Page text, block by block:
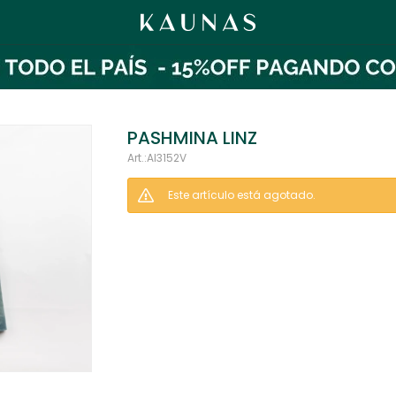
PASHMINA LINZ
AI3152V
Este artículo está agotado.